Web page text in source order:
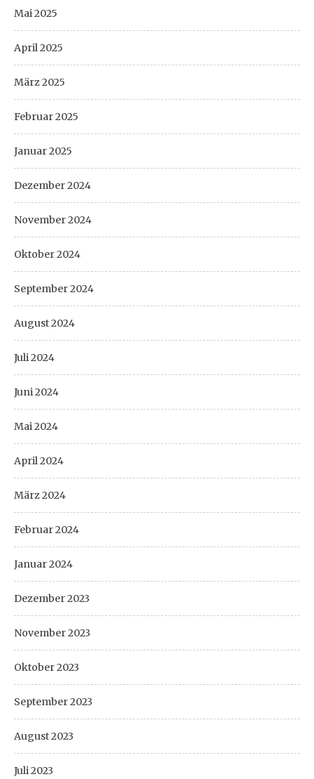
Mai 2025
April 2025
März 2025
Februar 2025
Januar 2025
Dezember 2024
November 2024
Oktober 2024
September 2024
August 2024
Juli 2024
Juni 2024
Mai 2024
April 2024
März 2024
Februar 2024
Januar 2024
Dezember 2023
November 2023
Oktober 2023
September 2023
August 2023
Juli 2023